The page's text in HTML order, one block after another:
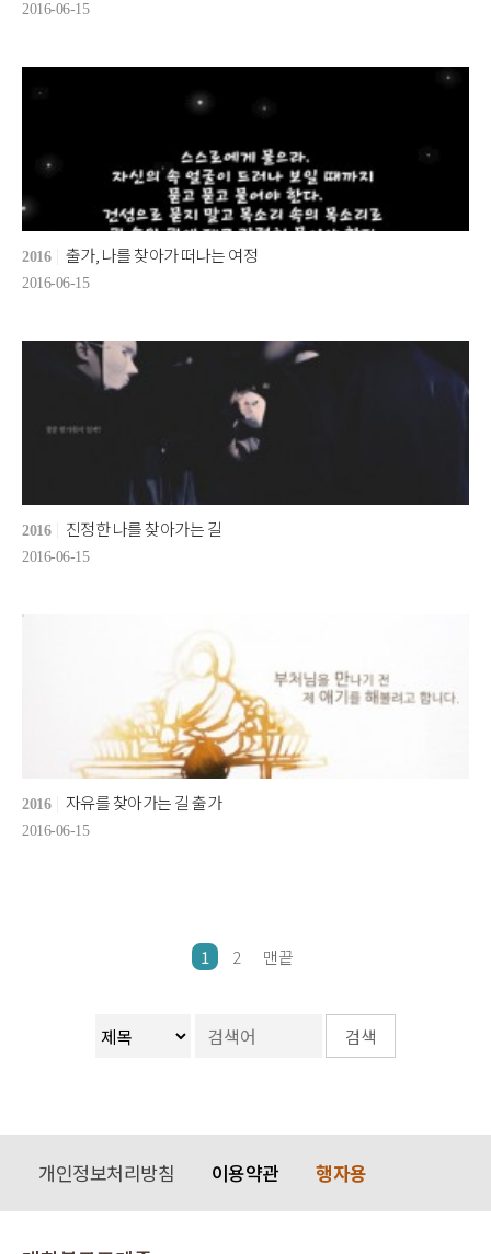
2016-06-15
2016 출가, 나를 찾아가 떠나는 여정
2016-06-15
2016 진정한 나를 찾아가는 길
2016-06-15
2016 자유를 찾아가는 길 출가
2016-06-15
1 2 맨끝
개인정보처리방침 이용약관 행자용